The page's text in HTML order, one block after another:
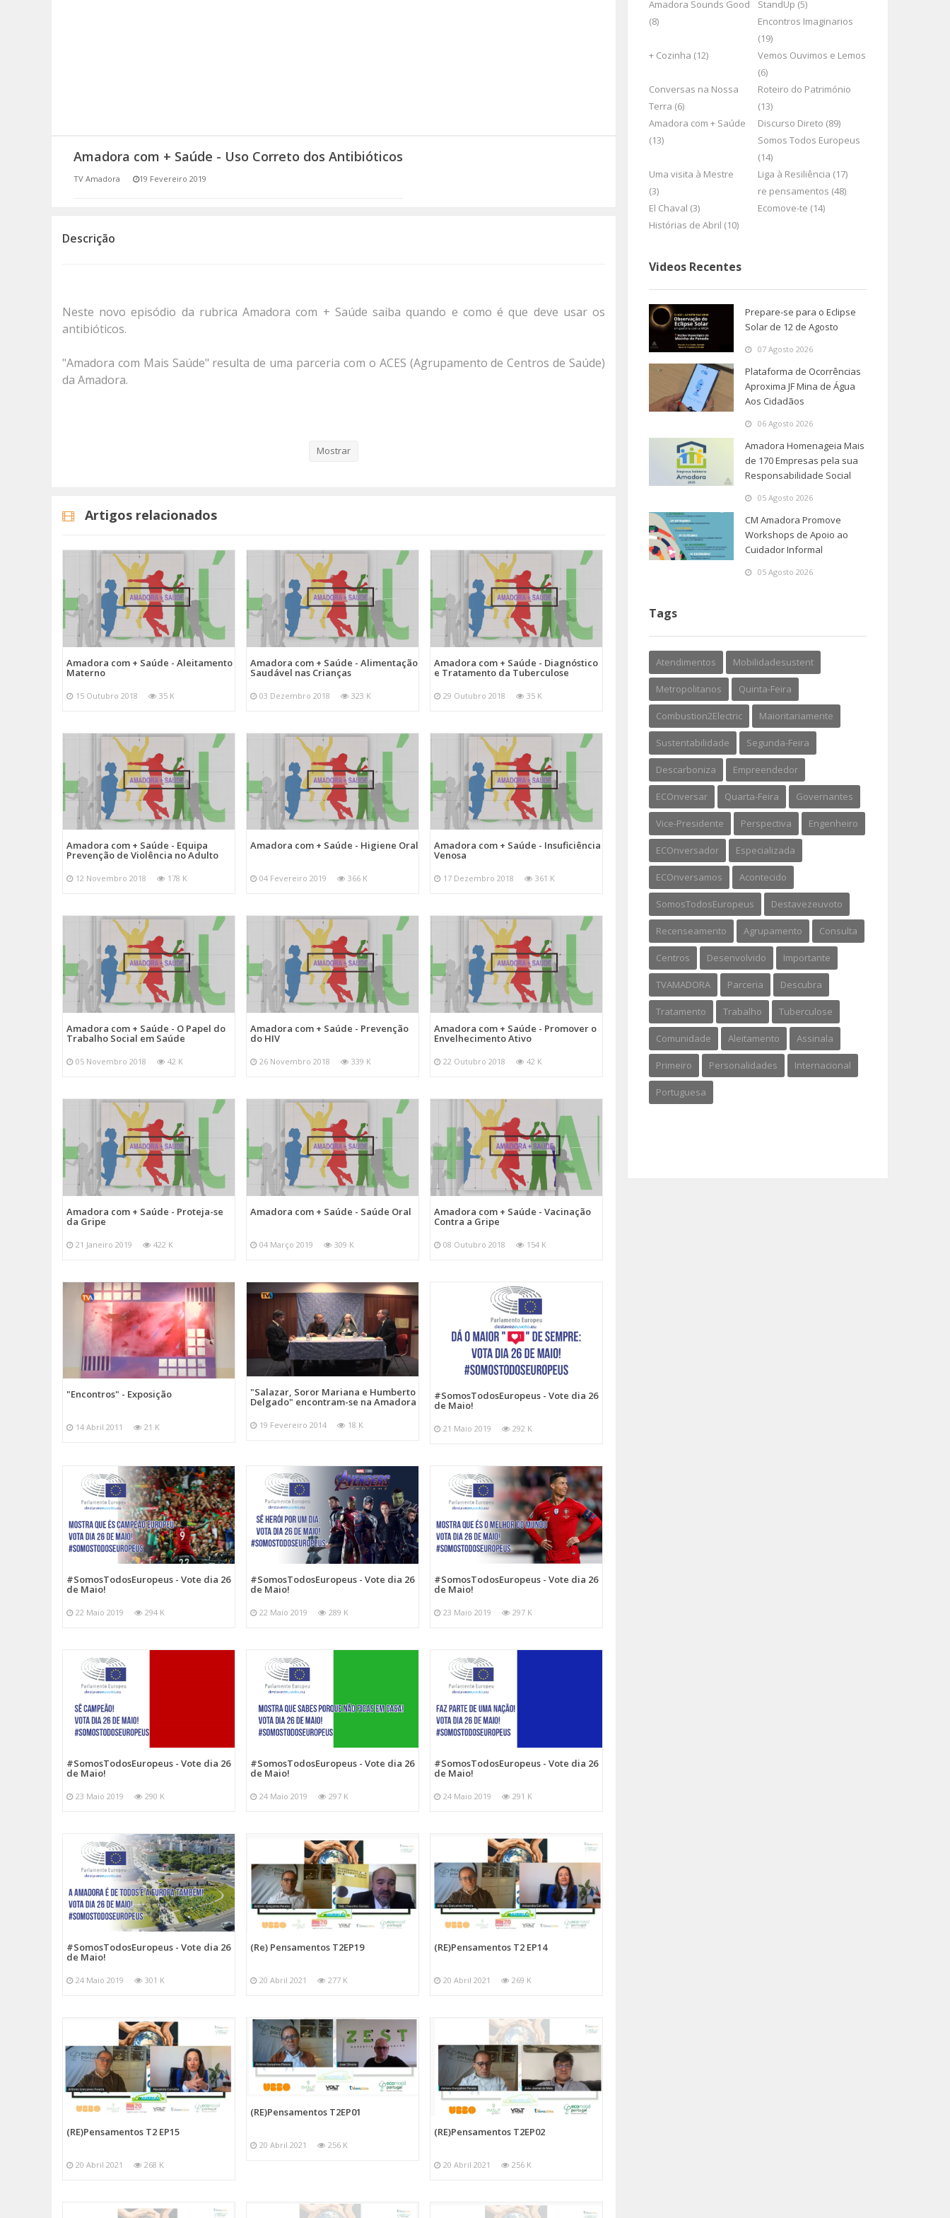
(RE) PENSAMENTOS
Amadora com + Saúde - Uso Correto dos Antibióticos
TV Amadora 19 Fevereiro 2019
Descrição
Neste novo episódio da rubrica Amadora com + Saúde saiba quando e como é que deve usar os
antibióticos.
"Amadora com Mais Saúde" resulta de uma parceria com o ACES (Agrupamento de Centros de Saúde)
da Amadora.
Mostrar
Artigos relacionados
Amadora com + Saúde - Aleitamento
Materno
15 Outubro 2018 35 K
Amadora com + Saúde - Alimentação
Saudável nas Crianças
03 Dezembro 2018 323 K
Amadora com + Saúde - Diagnóstico
e Tratamento da Tuberculose
29 Outubro 2018 35 K
Amadora com + Saúde - Equipa
Prevenção de Violência no Adulto
12 Novembro 2018 178 K
Amadora com + Saúde - Higiene Oral
04 Fevereiro 2019 366 K
Amadora com + Saúde - Insuficiência
Venosa
17 Dezembro 2018 361 K
Amadora com + Saúde - O Papel do
Trabalho Social em Saúde
05 Novembro 2018 42 K
Amadora com + Saúde - Prevenção
do HIV
26 Novembro 2018 339 K
Amadora com + Saúde - Promover o
Envelhecimento Ativo
22 Outubro 2018 42 K
Amadora com + Saúde - Proteja-se
da Gripe
21 Janeiro 2019 422 K
Amadora com + Saúde - Saúde Oral
04 Março 2019 309 K
Amadora com + Saúde - Vacinação
Contra a Gripe
08 Outubro 2018 154 K
"Encontros" - Exposição
14 Abril 2011 21 K
"Salazar, Soror Mariana e Humberto
Delgado" encontram-se na Amadora
19 Fevereiro 2014 18 K
#SomosTodosEuropeus - Vote dia 26
de Maio!
21 Maio 2019 292 K
#SomosTodosEuropeus - Vote dia 26
de Maio!
22 Maio 2019 294 K
#SomosTodosEuropeus - Vote dia 26
de Maio!
22 Maio 2019 289 K
#SomosTodosEuropeus - Vote dia 26
de Maio!
23 Maio 2019 297 K
#SomosTodosEuropeus - Vote dia 26
de Maio!
23 Maio 2019 290 K
#SomosTodosEuropeus - Vote dia 26
de Maio!
24 Maio 2019 297 K
#SomosTodosEuropeus - Vote dia 26
de Maio!
24 Maio 2019 291 K
#SomosTodosEuropeus - Vote dia 26
de Maio!
24 Maio 2019 301 K
(Re) Pensamentos T2EP19
20 Abril 2021 277 K
(RE)Pensamentos T2 EP14
20 Abril 2021 269 K
(RE)Pensamentos T2 EP15
20 Abril 2021 268 K
(RE)Pensamentos T2EP01
20 Abril 2021 256 K
(RE)Pensamentos T2EP02
20 Abril 2021 256 K
Amadora Sounds Good
(8)
StandUp (5)
Encontros Imaginarios
(19)
+ Cozinha (12)
Vemos Ouvimos e Lemos
(6)
Conversas na Nossa
Terra (6)
Roteiro do Património
(13)
Amadora com + Saúde
(13)
Discurso Direto (89)
Somos Todos Europeus
(14)
Uma visita à Mestre
(3)
Liga à Resiliência (17)
re pensamentos (48)
El Chaval (3)
Ecomove-te (14)
Histórias de Abril (10)
Videos Recentes
Prepare-se para o Eclipse
Solar de 12 de Agosto
07 Agosto 2026
Plataforma de Ocorrências
Aproxima JF Mina de Água
Aos Cidadãos
06 Agosto 2026
Amadora Homenageia Mais
de 170 Empresas pela sua
Responsabilidade Social
05 Agosto 2026
CM Amadora Promove
Workshops de Apoio ao
Cuidador Informal
05 Agosto 2026
Tags
Atendimentos Mobilidadesustent
Metropolitanos Quinta-Feira
Combustion2Electric Maioritariamente
Sustentabilidade Segunda-Feira
Descarboniza Empreendedor
ECOnversar Quarta-Feira Governantes
Vice-Presidente Perspectiva Engenheiro
ECOnversador Especializada
ECOnversamos Acontecido
SomosTodosEuropeus Destavezeuvoto
Recenseamento Agrupamento Consulta
Centros Desenvolvido Importante
TVAMADORA Parceria Descubra
Tratamento Trabalho Tuberculose
Comunidade Aleitamento Assinala
Primeiro Personalidades Internacional
Portuguesa